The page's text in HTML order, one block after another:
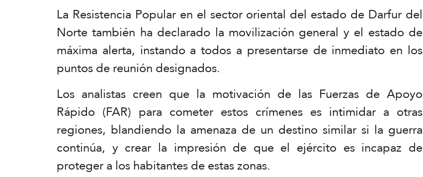
La Resistencia Popular en el sector oriental del estado de Darfur del
Norte también ha declarado la movilización general y el estado de
máxima alerta, instando a todos a presentarse de inmediato en los
puntos de reunión designados.
Los analistas creen que la motivación de las Fuerzas de Apoyo
Rápido (FAR) para cometer estos crímenes es intimidar a otras
regiones, blandiendo la amenaza de un destino similar si la guerra
continúa, y crear la impresión de que el ejército es incapaz de
proteger a los habitantes de estas zonas.